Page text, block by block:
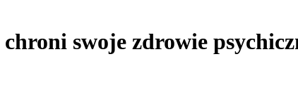
swoje zdrowie